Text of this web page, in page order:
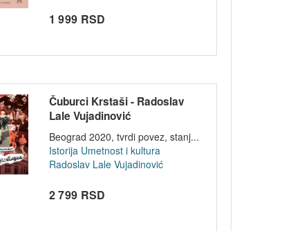
1 999 RSD
Čuburci Krstaši - Radoslav
Lale Vujadinović
Beograd 2020, tvrdi povez, stanj...
Istorija Umetnost i kultura
Radoslav Lale Vujadinović
2 799 RSD